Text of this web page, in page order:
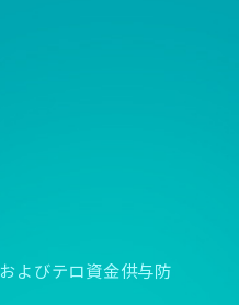
よびテロ資金供与防